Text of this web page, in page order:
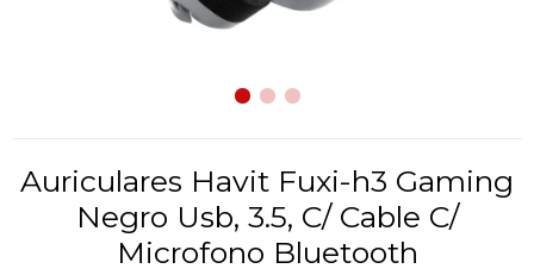
Auriculares Havit Fuxi-h3 Gaming
Negro Usb, 3.5, C/ Cable C/
Microfono Bluetooth